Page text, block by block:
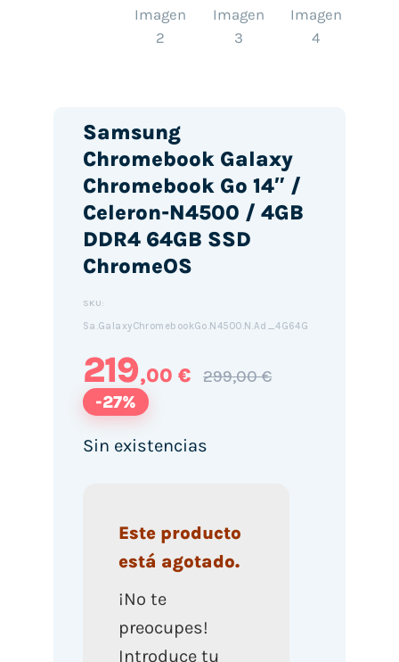
Samsung
Chromebook Galaxy
Chromebook Go 14″ /
Celeron-N4500 / 4GB
DDR4 64GB SSD
ChromeOS
SKU:
Sa.GalaxyChromebookGo.N4500.N.Ad_4G64G
219,00 € 299,00 €
-27%
Sin existencias
Este producto
está agotado.
¡No te
preocupes!
Introduce tu